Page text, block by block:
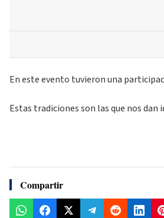
En este evento tuvieron una
Estas tradiciones son las que nos
Compartir